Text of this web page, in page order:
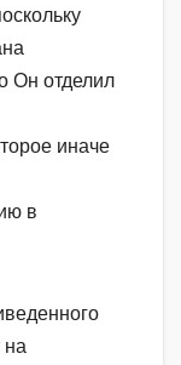
Он отделил
иначе
в
на